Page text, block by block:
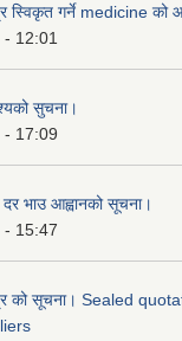
स्विकृत गर्ने medicine
- 12:01
सुचना।
- 17:09
भाउ आह्वानको सूचना।
- 15:47
को सूचना। Sealed